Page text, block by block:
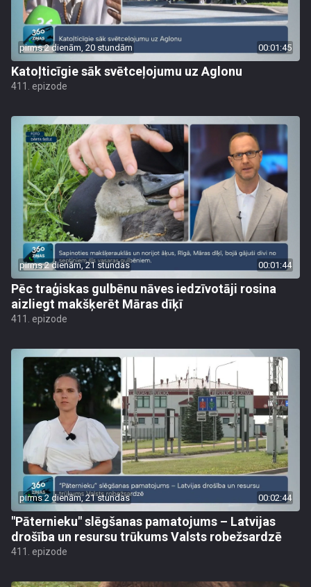
pirms 2 dienām, 20 stundām 00:01:45
Katoļticīgie sāk svētceļojumu uz Aglonu
411. epizode
pirms 2 dienām, 21 stundas 00:01:44
Pēc traģiskas gulbēnu nāves iedzīvotāji rosina
aizliegt makšķerēt Māras dīķī
411. epizode
pirms 2 dienām, 21 stundas 00:02:44
"Pāternieku" slēgšanas pamatojums – Latvijas
drošība un resursu trūkums Valsts robežsardzē
411. epizode